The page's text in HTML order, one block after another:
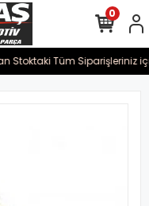
Stoktaki Tüm Siparişleriniz
0